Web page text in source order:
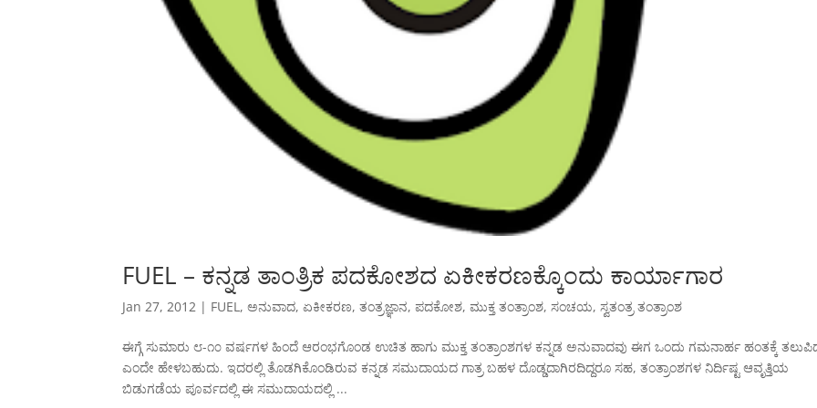
FUEL – ಕನ್ನಡ ತಾಂತ್ರಿಕ ಪದಕೋಶದ ಏಕೀಕರಣಕ್ಕೊಂದು ಕಾರ್ಯಾಗಾರ
Jan 27, 2012 | FUEL,ಅನುವಾದ,ಏಕೀಕರಣ,ತಂತ್ರಜ್ಞಾನ,ಪದಕೋಶ,ಮುಕ್ತ ತಂತ್ರಾಂಶ,ಸಂಚಯ,ಸ್ವತಂತ್ರ ತಂತ್ರಾಂಶ
ಈಗ್ಗೆ ಸುಮಾರು ೮-೧೦ ವರ್ಷಗಳ ಹಿಂದೆ ಆರಂಭಗೊಂಡ ಉಚಿತ ಹಾಗು ಮುಕ್ತ ತಂತ್ರಾಂಶಗಳ ಕನ್ನಡ ಅನುವಾದವು ಈಗ ಒಂದು ಗಮನಾರ್ಹ ಹಂತಕ್ಕೆ
ಎಂದೇ ಹೇಳಬಹುದು. ಇದರಲ್ಲಿ ತೊಡಗಿಕೊಂಡಿರುವ ಕನ್ನಡ ಸಮುದಾಯದ ಗಾತ್ರ ಬಹಳ ದೊಡ್ಡದಾಗಿರದಿದ್ದರೂ ಸಹ, ತಂತ್ರಾಂಶಗಳ ನಿರ್ದಿಷ್ಟ ಆವೃತ್ತಿಯ
ಬಿಡುಗಡೆಯ ಪೂರ್ವದಲ್ಲಿ ಈ ಸಮುದಾಯದಲ್ಲಿ ...